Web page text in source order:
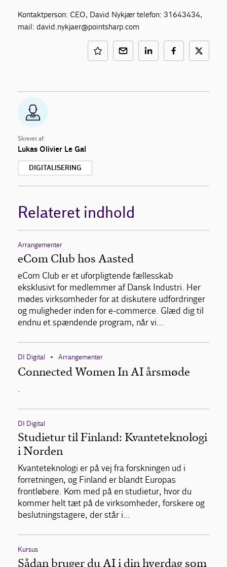
Kontaktperson: CEO, David Nykjær telefon: 31643434,
mail: david.nykjaer@pointsharp.com
Skrevet af:
Lukas Olivier Le Gal
DIGITALISERING
Relateret indhold
Arrangementer
eCom Club hos Aasted
eCom Club er et uforpligtende fællesskab
eksklusivt for medlemmer af Dansk Industri. Her
mødes virksomheder for at diskutere udfordringer
og muligheder inden for e-commerce. Glæd dig til
endnu et spændende program, når vi…
DI Digital • Arrangementer
Connected Women In AI årsmøde
.
DI Digital
Studietur til Finland: Kvanteteknologi
i Norden
Kvanteteknologi er på vej fra forskningen ud i
forretningen, og Finland er blandt Europas
frontløbere. Kom med på en studietur, hvor du
kommer helt tæt på de virksomheder, forskere og
beslutningstagere, der står i…
Kursus
Sådan bruger du AI i din hverdag som